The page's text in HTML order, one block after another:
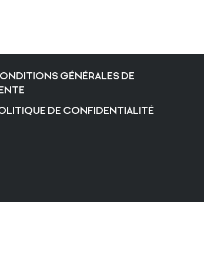
GÉNÉRALES DE
DE CONFIDENTIALITÉ